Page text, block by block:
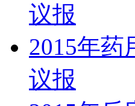
议报
2015年
议报